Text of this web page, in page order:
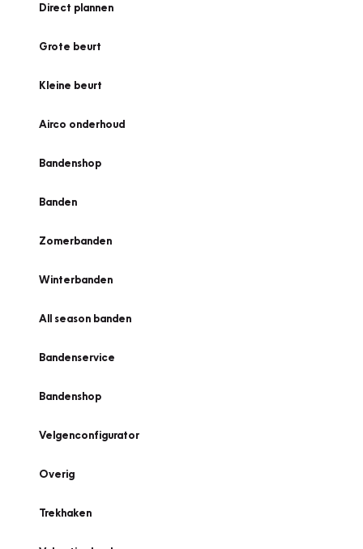
Direct plannen
Grote beurt
Kleine beurt
Airco onderhoud
Bandenshop
Banden
Zomerbanden
Winterbanden
All season banden
Bandenservice
Bandenshop
Velgenconfigurator
Overig
Trekhaken